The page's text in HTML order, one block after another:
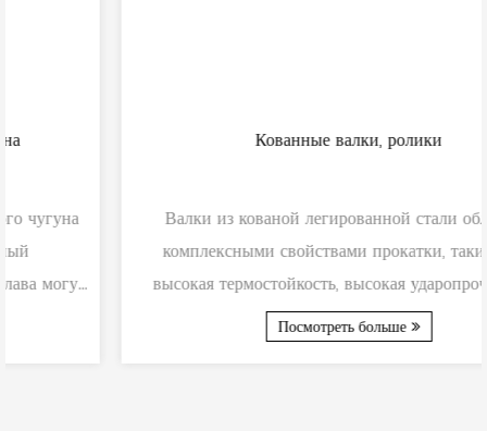
Кованные валки, ролики
Валки из кованой легированной стали обладают
комплексными свойствами прокатки, такими как
высокая термостойкость, высокая ударопрочность и
хорошая уст...
Посмотреть больше